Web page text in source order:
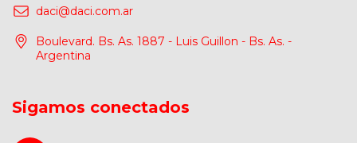
daci@daci.com.ar
Boulevard. Bs. As. 1887 - Luis Guillon - Bs. As. -
Argentina
Sigamos conectados